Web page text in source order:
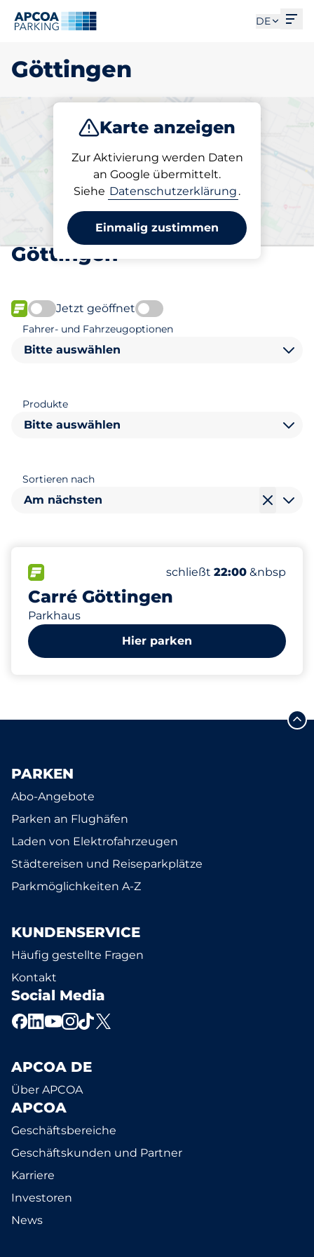
DE
Göttingen
Karte anzeigen
Zur Aktivierung werden Daten
an Google übermittelt.
Siehe Datenschutzerklärung .
Einmalig zustimmen
Parken Abo
Wählen Sie Ihren
abonnierten Stellplatz in
Göttingen
FLOW verfügbar
Jetzt geöffnet
Fahrer- und Fahrzeugoptionen
Bitte auswählen
Produkte
Bitte auswählen
Sortieren nach
Am nächsten
Carré Göttingen
Parkhaus
FLOW verfügbar&nbspAnzahl der Parkplätze:
Gesamtplätze&nbsp
Frauenparkplätze&nbsp
Donnerstag&nbsp
schließt 22:00 &nbsp
Hier parken
PARKEN
Abo-Angebote
Parken an Flughäfen
Laden von Elektrofahrzeugen
Städtereisen und Reiseparkplätze
Parkmöglichkeiten A-Z
KUNDENSERVICE
Häufig gestellte Fragen
Kontakt
Social Media
APCOA DE
Über APCOA
APCOA
Geschäftsbereiche
Geschäftskunden und Partner
Karriere
Investoren
News